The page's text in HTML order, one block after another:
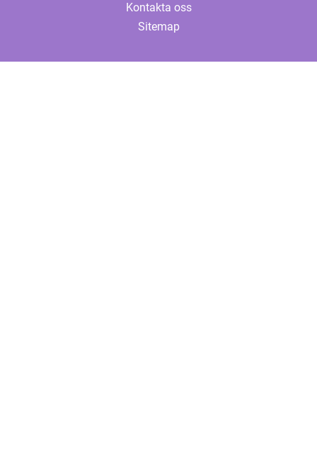
Kontakta oss
Sitemap